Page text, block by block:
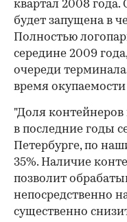
квартал 2008
будет запущена в
Полностью
середине 2009
очереди терминала
время окупаемости
"Доля
в последние годы
Петербурге, по
35%. Наличие
позволит
непосредственно
существенно